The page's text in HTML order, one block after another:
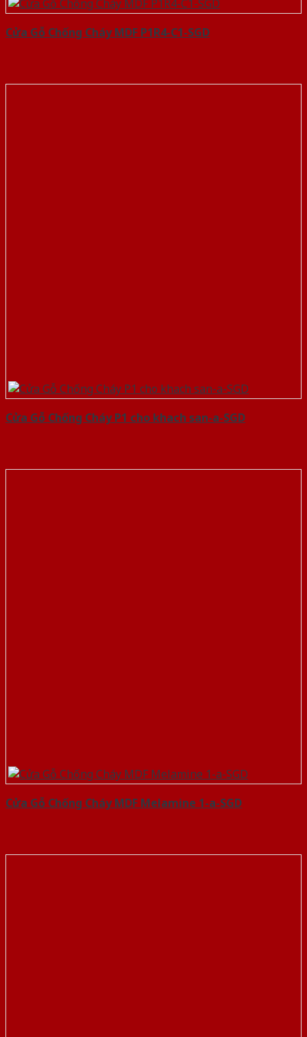
Cửa Gỗ Chống Cháy MDF P1R4-C1-SGD
Cửa Gỗ Chống Cháy P1 cho khach san-a-SGD
Cửa Gỗ Chống Cháy MDF Melamine 1-a-SGD